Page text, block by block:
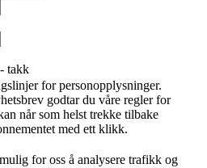
takk
for personopplysninger.
godtar du våre regler for
når som helst trekke tilbake
med ett klikk.
for oss å analysere trafikk og